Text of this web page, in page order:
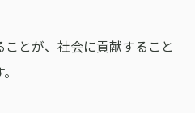
とが、社会に貢献すること